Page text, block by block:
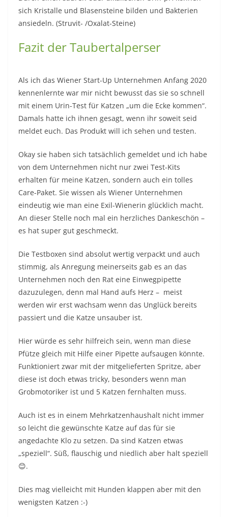
sich Kristalle und Blasensteine bilden und Bakterien
ansiedeln. (Struvit- /Oxalat-Steine)
Fazit der Taubertalperser
Als ich das Wiener Start-Up Unternehmen Anfang 2020
kennenlernte war mir nicht bewusst das sie so schnell
mit einem Urin-Test für Katzen „um die Ecke kommen“.
Damals hatte ich ihnen gesagt, wenn ihr soweit seid
meldet euch. Das Produkt will ich sehen und testen.
Okay sie haben sich tatsächlich gemeldet und ich habe
von dem Unternehmen nicht nur zwei Test-Kits
erhalten für meine Katzen, sondern auch ein tolles
Care-Paket. Sie wissen als Wiener Unternehmen
eindeutig wie man eine Exil-Wienerin glücklich macht.
An dieser Stelle noch mal ein herzliches Dankeschön –
es hat super gut geschmeckt.
Die Testboxen sind absolut wertig verpackt und auch
stimmig, als Anregung meinerseits gab es an das
Unternehmen noch den Rat eine Einwegpipette
dazuzulegen, denn mal Hand aufs Herz – meist
werden wir erst wachsam wenn das Unglück bereits
passiert und die Katze unsauber ist.
Hier würde es sehr hilfreich sein, wenn man diese
Pfütze gleich mit Hilfe einer Pipette aufsaugen könnte.
Funktioniert zwar mit der mitgelieferten Spritze, aber
diese ist doch etwas tricky, besonders wenn man
Grobmotoriker ist und 5 Katzen fernhalten muss.
Auch ist es in einem Mehrkatzenhaushalt nicht immer
so leicht die gewünschte Katze auf das für sie
angedachte Klo zu setzen. Da sind Katzen etwas
„speziell“. Süß, flauschig und niedlich aber halt speziell
😊.
Dies mag vielleicht mit Hunden klappen aber mit den
wenigsten Katzen :-)